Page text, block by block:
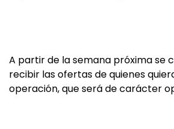
A partir de la semana próxima se
recibir las ofertas de quienes
operación, que será de carácter